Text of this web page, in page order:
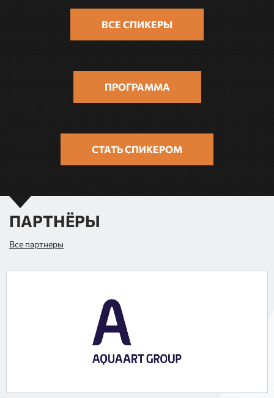
ВСЕ СПИКЕРЫ
ПРОГРАММА
СТАТЬ СПИКЕРОМ
ПАРТНЁРЫ
Все партнеры